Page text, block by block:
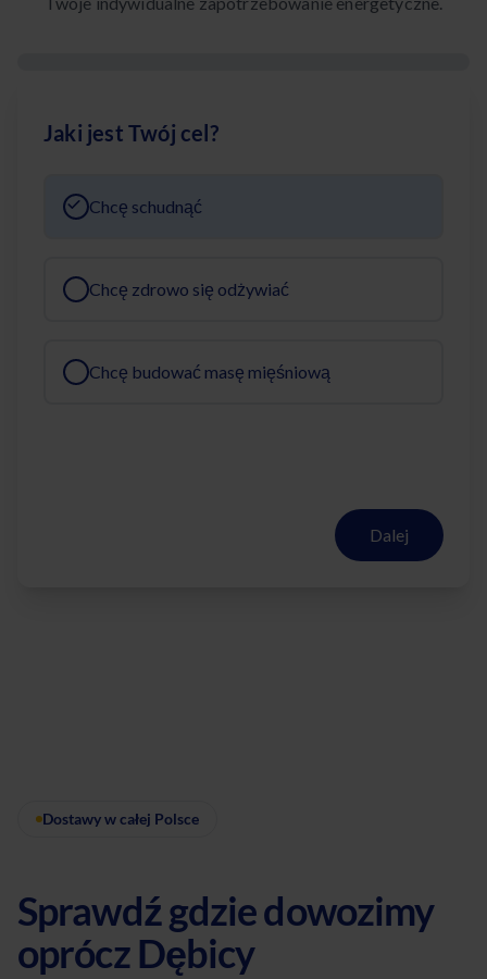
Jaki jest Twój cel?
Chcę schudnąć
Chcę zdrowo się odżywiać
Chcę budować masę mięśniową
Dalej
Dostawy w całej Polsce
Sprawdź gdzie dowozimy
oprócz Dębicy